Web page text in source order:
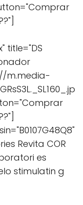
title="DS
m.media-
Revita COR
es
stimulatin g